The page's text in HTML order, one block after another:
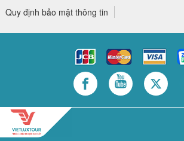
Quy định bảo mật thông tin